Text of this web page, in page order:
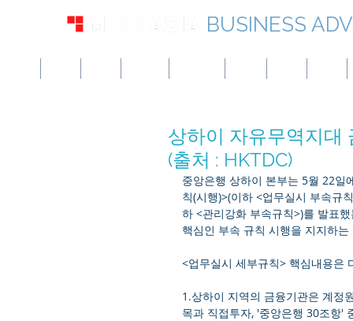
BUSINESS
상하이 자유무역지대
(출처 : HKTDC)
중앙은행 상하이 본부는 5월 22일
칙(시행)>(이하 <업무실시 부속규
하 <관리강화 부속규칙>)를 발표
핵심인 부속 규칙 시행을 지지하
<업무실시 세부규칙> 핵심내용은
1.상하이 지역의 금융기관은 계정
목과 직접투자, '중앙은행 30조항'